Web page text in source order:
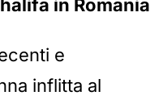
in Romania
e
inflitta al